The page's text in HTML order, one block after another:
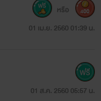
าแม่รัน
01 เม.ย. 2560 01:39 น.
หรือ 400
01 ส.ค. 2560 05:57 น.